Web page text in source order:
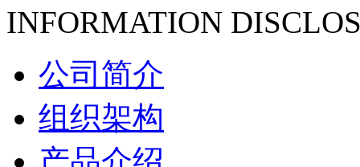
INFORMATION
公司简介
组织架构